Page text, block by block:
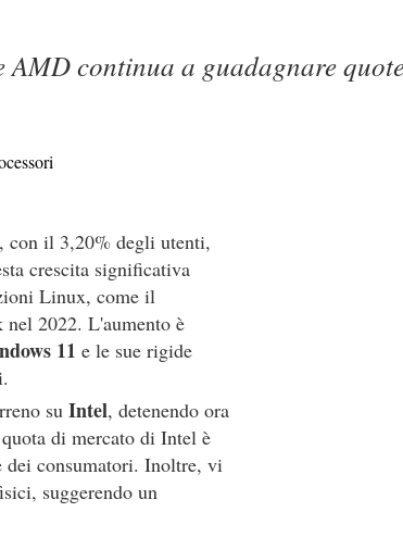
continua a guadagnare
con il 3,20% degli utenti,
crescita significativa
Linux, come il
2022. L'aumento è
11 e le sue rigide
su Intel, detenendo ora
di mercato di Intel è
dei consumatori. Inoltre, vi
suggerendo un